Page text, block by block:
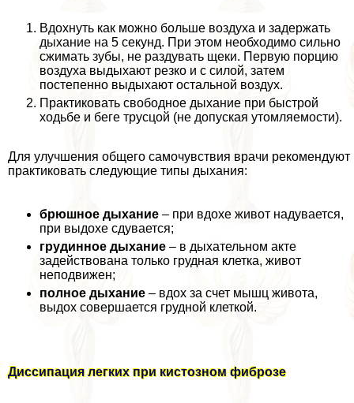
Вдохнуть как можно больше воздуха и задержать
дыхание на 5 секунд. При этом необходимо сильно
сжимать зубы, не раздувать щеки. Первую порцию
воздуха выдыхают резко и с силой, затем
постепенно выдыхают остальной воздух.
Пpaктиковать свободное дыхание при быстрой
ходьбе и беге трусцой (не допуская утомляемости).
Для улучшения общего самочувствия врачи рекомендуют
пpaктиковать следующие типы дыхания:
брюшное дыхание – при вдохе живот надувается,
при выдохе сдувается;
гpyдинное дыхание – в дыхательном акте
задействована только грудная клетка, живот
неподвижен;
полное дыхание – вдох за счет мышц живота,
выдох совершается грудной клеткой.
Диссипация легких при кистозном фиброзе